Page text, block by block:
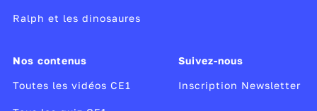
Ralph et les dinosaures
Nos contenus
Toutes les vidéos CE1
Suivez-nous
Inscription Newsletter